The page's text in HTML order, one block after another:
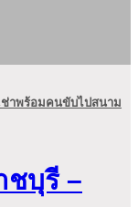
ช่าพร้อมคนขับไปสนาม
ชบุรี –